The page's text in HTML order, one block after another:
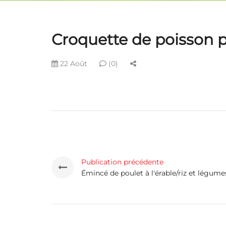
Croquette de poisson
22 Août (0)
Publication précédente
Émincé de poulet à l'érable/riz et